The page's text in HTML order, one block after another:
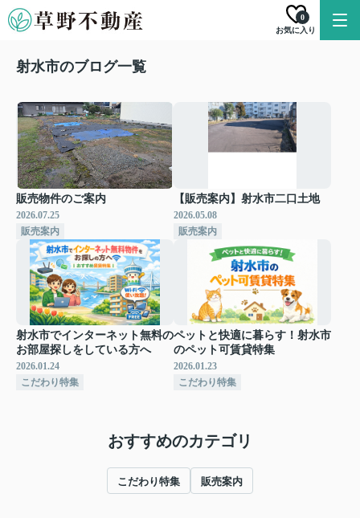
お気に入り
0
射水市のブログ一覧
販売物件のご案内
2026.07.25
販売案内
【販売案内】射水市二口土地
2026.05.08
販売案内
射水市でインターネット無料の
お部屋探しをしている方へ
2026.01.24
こだわり特集
ペットと快適に暮らす！射水市
のペット可賃貸特集
2026.01.23
こだわり特集
おすすめのカテゴリ
こだわり特集 販売案内